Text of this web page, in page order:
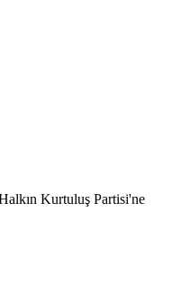
Kurtuluş Partisi'ne